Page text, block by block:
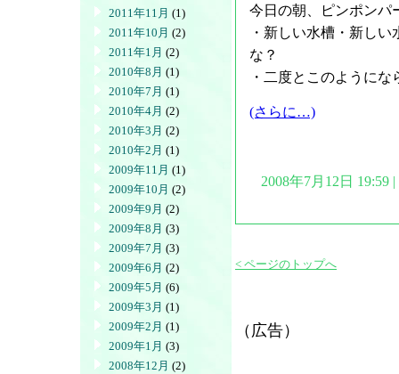
2011年11月 (1)
2011年10月 (2)
2011年1月 (2)
2010年8月 (1)
2010年7月 (1)
2010年4月 (2)
2010年3月 (2)
2010年2月 (1)
2009年11月 (1)
2009年10月 (2)
2009年9月 (2)
2009年8月 (3)
2009年7月 (3)
2009年6月 (2)
2009年5月 (6)
2009年3月 (1)
2009年2月 (1)
2009年1月 (3)
2008年12月 (2)
今日の朝、ピンポン
・新しい水槽・新し
な？
・二度とこのように
(さらに…)
2008年7月12日 19:59
< ページのトップへ
（広告）